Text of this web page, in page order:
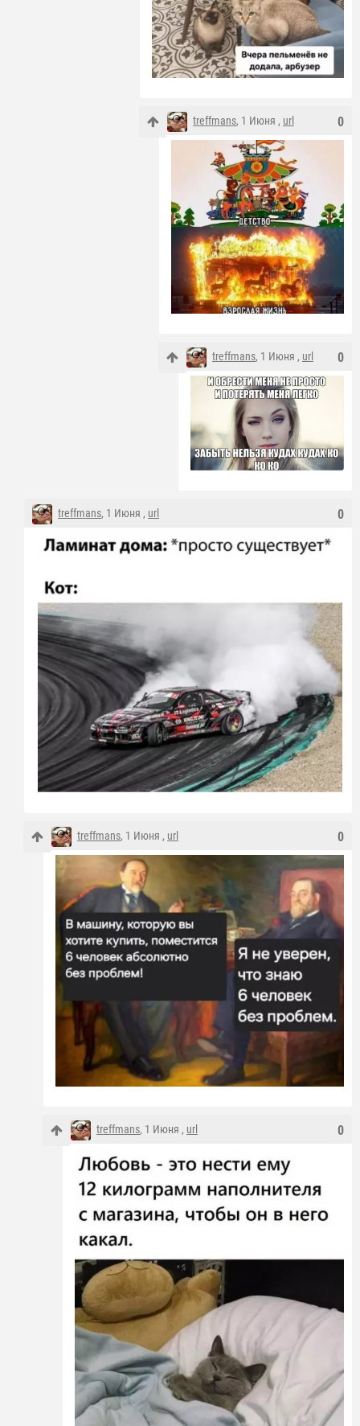
0
treffmans, 1 Июня , url
0
treffmans, 1 Июня , url
0
treffmans, 1 Июня , url
0
treffmans, 1 Июня , url
0
treffmans, 1 Июня , url